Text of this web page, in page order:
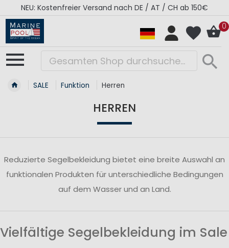
NEU: Kostenfreier Versand nach DE / AT / CH ab 150€
0
SALE Funktion Herren
HERREN
Reduzierte Segelbekleidung bietet eine breite Auswahl an
funktionalen Produkten für unterschiedliche Bedingungen
auf dem Wasser und an Land.
Vielfältige Segelbekleidung im Sale